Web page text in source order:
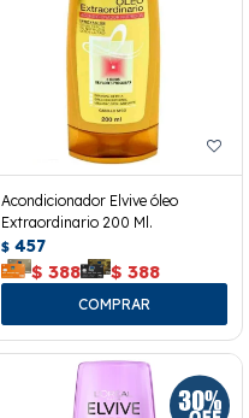
Acondicionador Elvive óleo
Extraordinario 200 Ml.
$ 457
$ 388 $ 388